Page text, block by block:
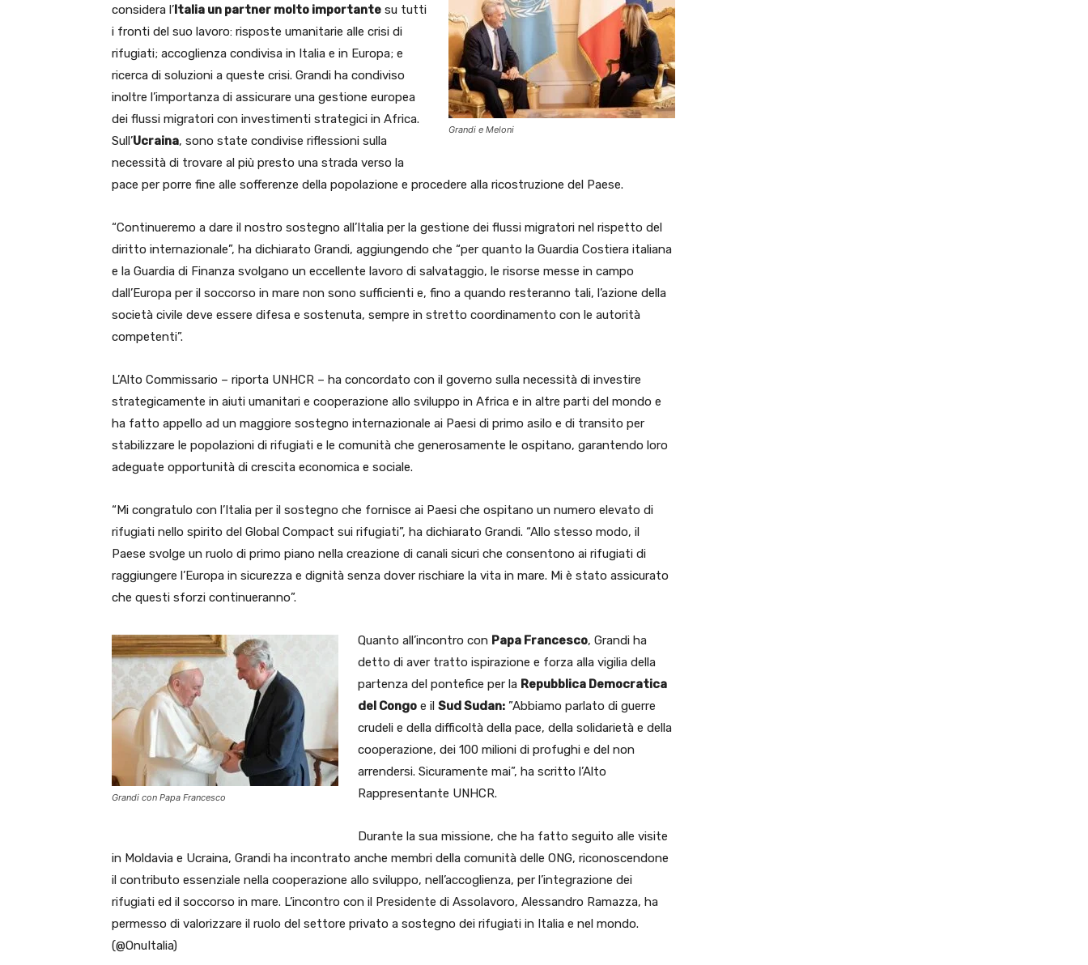
Grandi e Meloni
considera l’Italia un partner molto importante su tutti
i fronti del suo lavoro: risposte umanitarie alle crisi di
rifugiati; accoglienza condivisa in Italia e in Europa; e
ricerca di soluzioni a queste crisi. Grandi ha condiviso
inoltre l’importanza di assicurare una gestione europea
dei flussi migratori con investimenti strategici in Africa.
Sull’Ucraina, sono state condivise riflessioni sulla
necessità di trovare al più presto una strada verso la
pace per porre fine alle sofferenze della popolazione e procedere alla ricostruzione del Paese.
“Continueremo a dare il nostro sostegno all’Italia per la gestione dei flussi migratori nel rispetto del
diritto internazionale”, ha dichiarato Grandi, aggiungendo che “per quanto la Guardia Costiera italiana
e la Guardia di Finanza svolgano un eccellente lavoro di salvataggio, le risorse messe in campo
dall’Europa per il soccorso in mare non sono sufficienti e, fino a quando resteranno tali, l’azione della
società civile deve essere difesa e sostenuta, sempre in stretto coordinamento con le autorità
competenti”.
L’Alto Commissario – riporta UNHCR – ha concordato con il governo sulla necessità di investire
strategicamente in aiuti umanitari e cooperazione allo sviluppo in Africa e in altre parti del mondo e
ha fatto appello ad un maggiore sostegno internazionale ai Paesi di primo asilo e di transito per
stabilizzare le popolazioni di rifugiati e le comunità che generosamente le ospitano, garantendo loro
adeguate opportunità di crescita economica e sociale.
“Mi congratulo con l’Italia per il sostegno che fornisce ai Paesi che ospitano un numero elevato di
rifugiati nello spirito del Global Compact sui rifugiati”, ha dichiarato Grandi. “Allo stesso modo, il
Paese svolge un ruolo di primo piano nella creazione di canali sicuri che consentono ai rifugiati di
raggiungere l’Europa in sicurezza e dignità senza dover rischiare la vita in mare. Mi è stato assicurato
che questi sforzi continueranno”.
Grandi con Papa Francesco
Quanto all’incontro con Papa Francesco, Grandi ha
detto di aver tratto ispirazione e forza alla vigilia della
partenza del pontefice per la Repubblica Democratica
del Congo e il Sud Sudan: ”Abbiamo parlato di guerre
crudeli e della difficoltà della pace, della solidarietà e della
cooperazione, dei 100 milioni di profughi e del non
arrendersi. Sicuramente mai”, ha scritto l’Alto
Rappresentante UNHCR.
Durante la sua missione, che ha fatto seguito alle visite
in Moldavia e Ucraina, Grandi ha incontrato anche membri della comunità delle ONG, riconoscendone
il contributo essenziale nella cooperazione allo sviluppo, nell’accoglienza, per l’integrazione dei
rifugiati ed il soccorso in mare. L’incontro con il Presidente di Assolavoro, Alessandro Ramazza, ha
permesso di valorizzare il ruolo del settore privato a sostegno dei rifugiati in Italia e nel mondo.
(@OnuItalia)